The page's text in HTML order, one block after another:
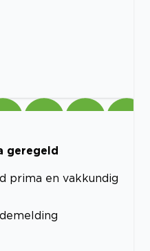
geregeld
prima en vakkundig